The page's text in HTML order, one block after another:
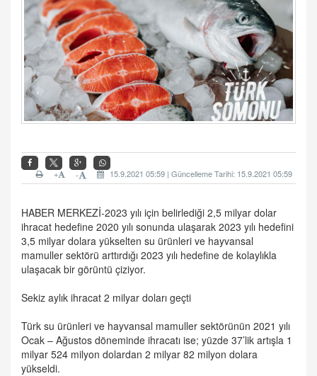
15.9.2021 05:59 | Güncelleme Tarihi: 15.9.2021 05:59
-
+
HABER MERKEZİ-2023 yılı için belirlediği 2,5 milyar dolar
ihracat hedefine 2020 yılı sonunda ulaşarak 2023 yılı hedefini
3,5 milyar dolara yükselten su ürünleri ve hayvansal
mamuller sektörü arttırdığı 2023 yılı hedefine de kolaylıkla
ulaşacak bir görüntü çiziyor.
Sekiz aylık ihracat 2 milyar doları geçti
Türk su ürünleri ve hayvansal mamuller sektörünün 2021 yılı
Ocak – Ağustos döneminde ihracatı ise; yüzde 37’lik artışla 1
milyar 524 milyon dolardan 2 milyar 82 milyon dolara
yükseldi.